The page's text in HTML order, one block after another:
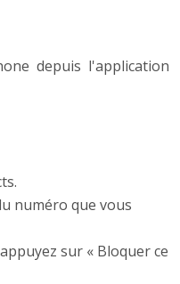
numéro que vous
sur « Bloquer ce